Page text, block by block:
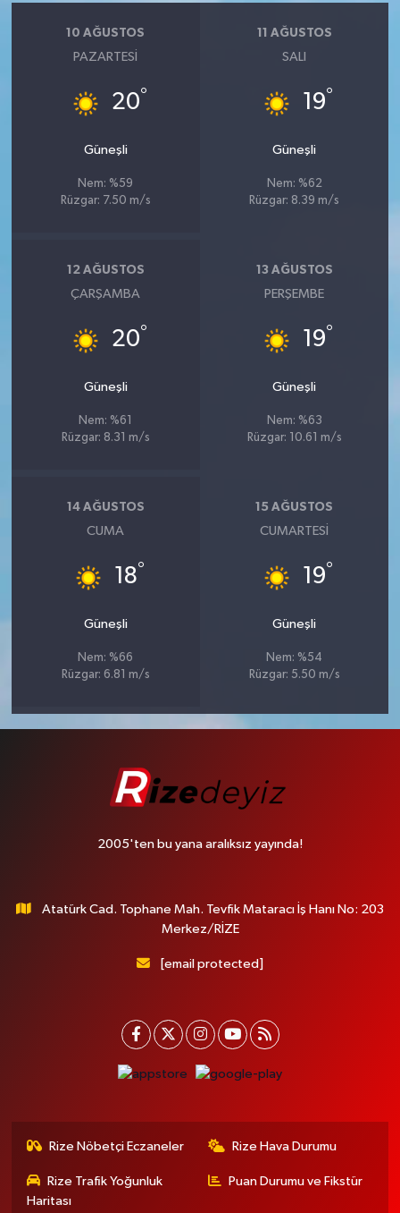
10 AĞUSTOS
PAZARTESI
20°
Güneşli
Nem: %59
Rüzgar: 7.50 m/s
11 AĞUSTOS
SALI
19°
Güneşli
Nem: %62
Rüzgar: 8.39 m/s
12 AĞUSTOS
ÇARŞAMBA
20°
Güneşli
Nem: %61
Rüzgar: 8.31 m/s
13 AĞUSTOS
PERŞEMBE
19°
Güneşli
Nem: %63
Rüzgar: 10.61 m/s
14 AĞUSTOS
CUMA
18°
Güneşli
Nem: %66
Rüzgar: 6.81 m/s
15 AĞUSTOS
CUMARTESI
19°
Güneşli
Nem: %54
Rüzgar: 5.50 m/s
2005'ten bu yana aralıksız yayında!
Atatürk Cad. Tophane Mah. Tevfik Mataracı İş Hanı No: 203
Merkez/RİZE
[email protected]
Rize Nöbetçi Eczaneler Rize Hava Durumu
Rize Trafik Yoğunluk
Haritası
Puan Durumu ve Fikstür